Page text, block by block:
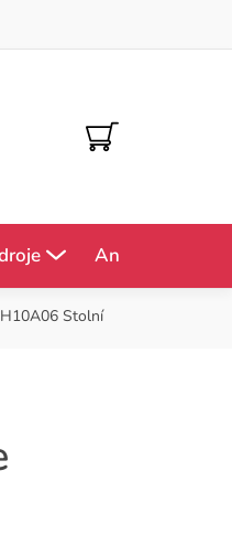
NÁKUPNÍ
KOŠÍK
Antény
Stolní